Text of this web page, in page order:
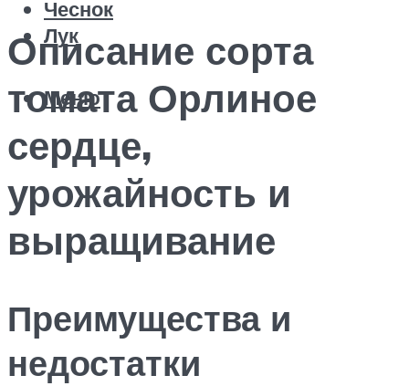
Чеснок
Лук
Меню
Описание сорта
томата Орлиное
сердце,
урожайность и
выращивание
Преимущества и
недостатки